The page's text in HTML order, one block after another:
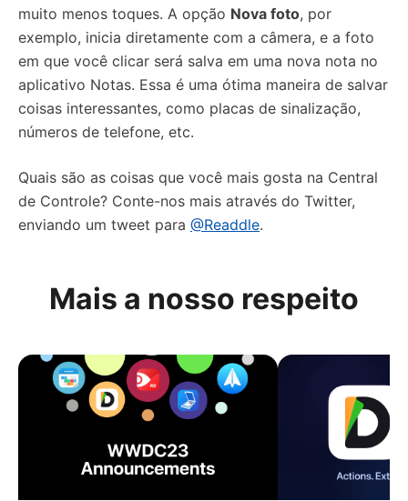
muito menos toques. A opção Nova foto, por
exemplo, inicia diretamente com a câmera, e a foto
em que você clicar será salva em uma nova nota no
aplicativo Notas. Essa é uma ótima maneira de salvar
coisas interessantes, como placas de sinalização,
números de telefone, etc.
Quais são as coisas que você mais gosta na Central
de Controle? Conte-nos mais através do Twitter,
enviando um tweet para @Readdle.
Mais a nosso respeito